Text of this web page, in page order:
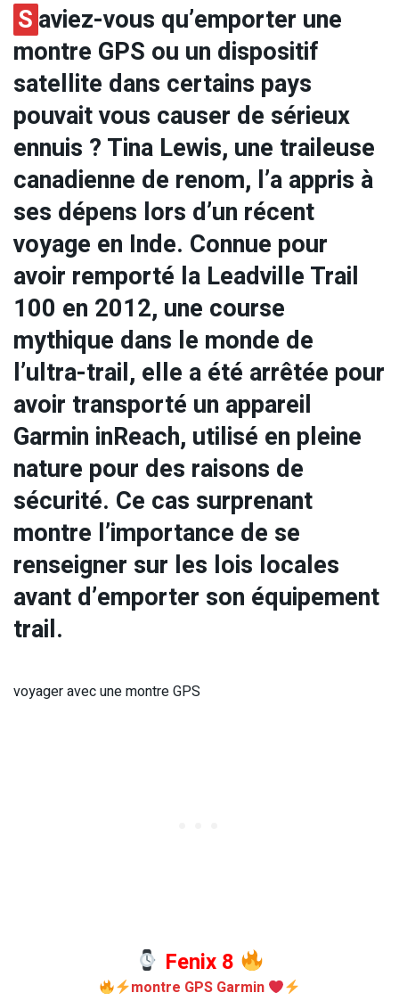
S aviez-vous qu’emporter une
montre GPS ou un dispositif
satellite dans certains pays
pouvait vous causer de sérieux
ennuis ? Tina Lewis, une traileuse
canadienne de renom, l’a appris à
ses dépens lors d’un récent
voyage en Inde. Connue pour
avoir remporté la Leadville Trail
100 en 2012, une course
mythique dans le monde de
l’ultra-trail, elle a été arrêtée pour
avoir transporté un appareil
Garmin inReach, utilisé en pleine
nature pour des raisons de
sécurité. Ce cas surprenant
montre l’importance de se
renseigner sur les lois locales
avant d’emporter son équipement
trail.
voyager avec une montre GPS
Fenix 8
montre GPS Garmin